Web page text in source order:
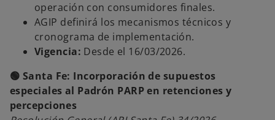
operación con consumidores finales.
AGIP definirá los mecanismos técnicos y
cronograma de implementación.
Vigencia: Desde el 16/03/2026.
🟢 Santa Fe: Incorporación de supuestos
especiales al Padrón PARP en retenciones y
percepciones